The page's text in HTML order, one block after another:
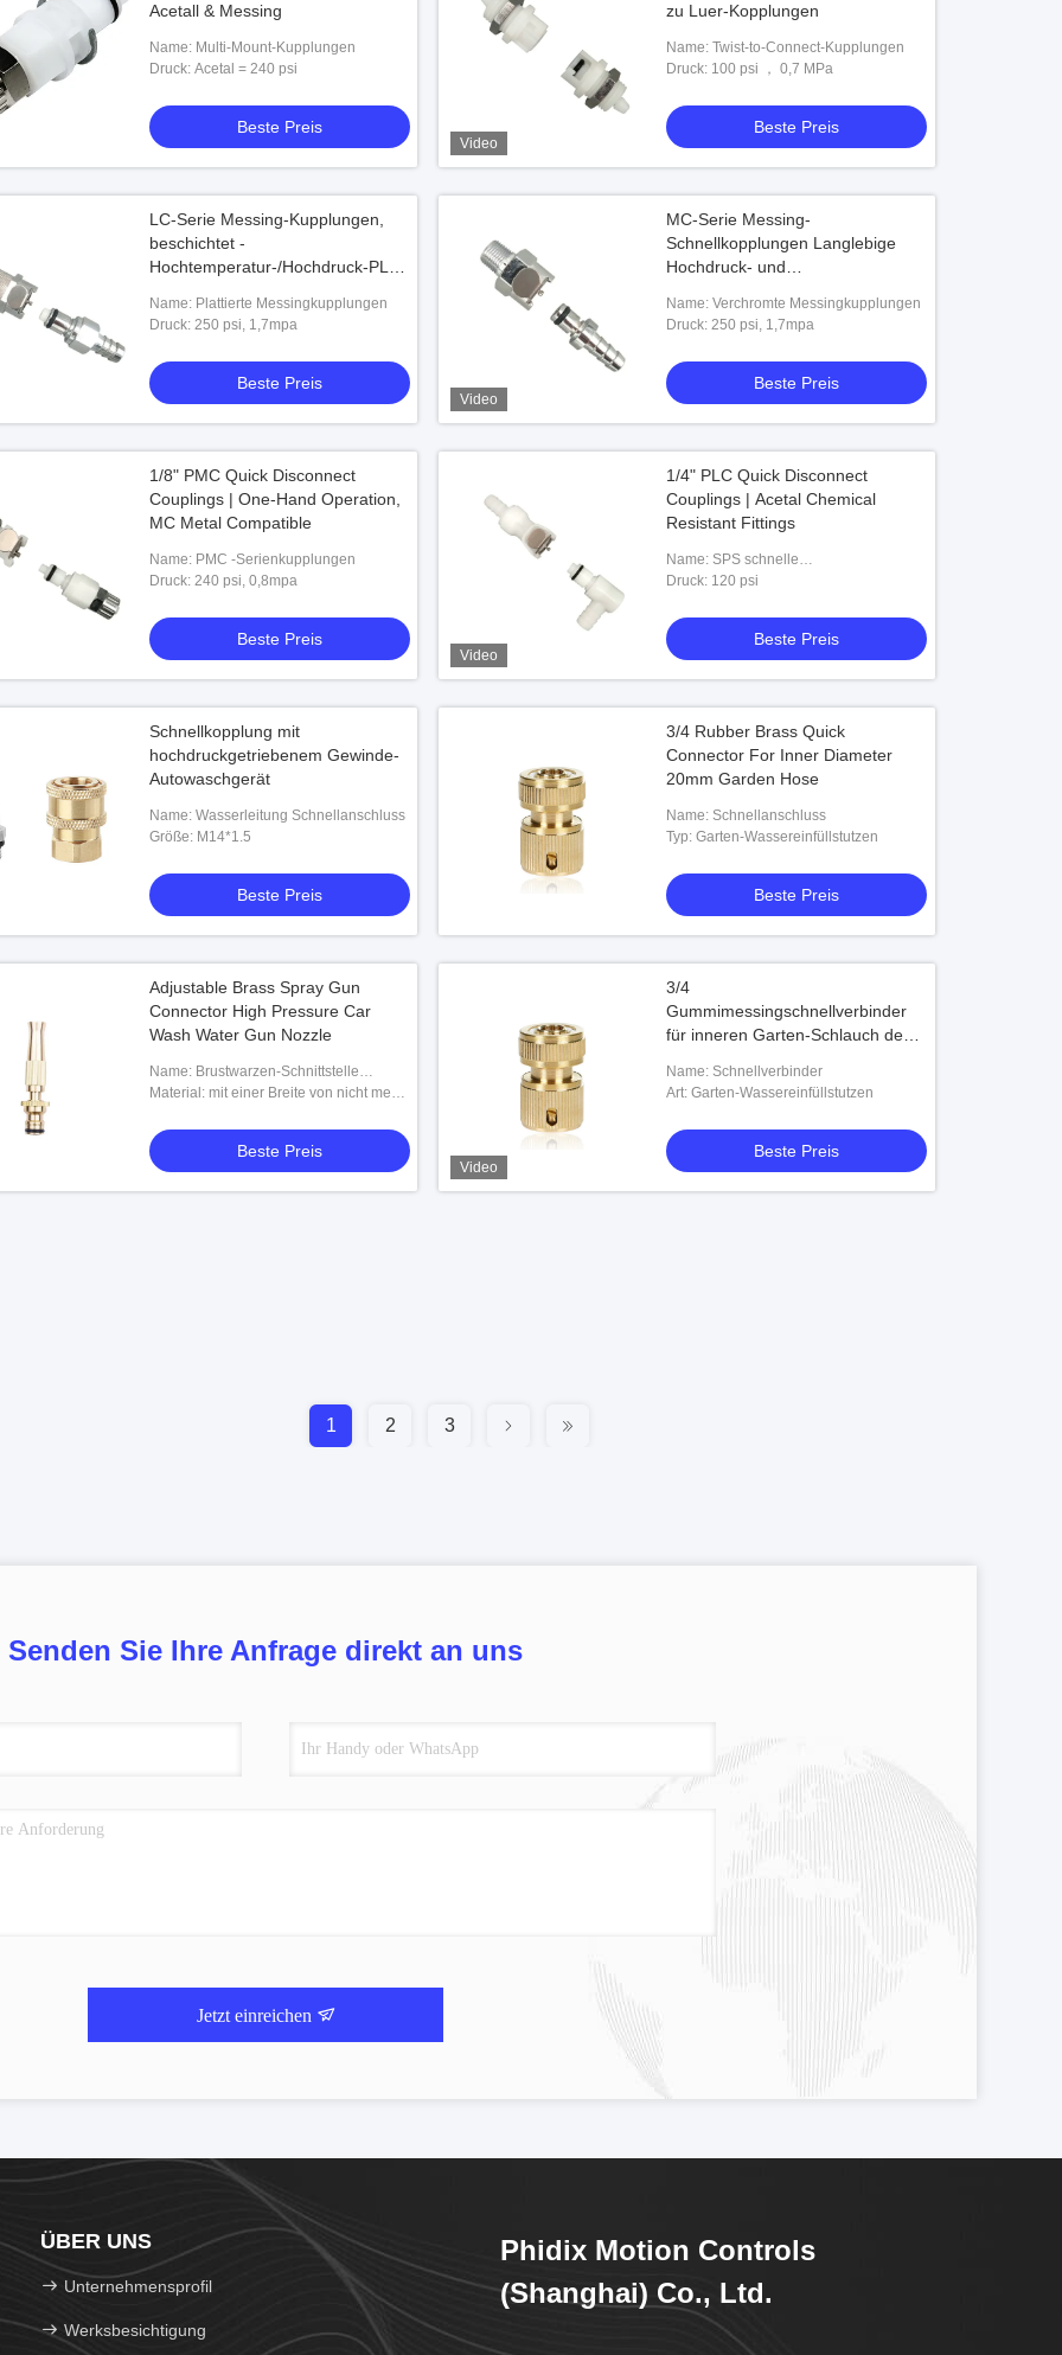
PLCD 21004 21006
Preis
Schnellverbinder 1/4" in der Linie
Schlauch Barb
Beste Preis
Acetall & Messing
Name: Multi-Mount-Kupplungen
Druck: Acetal = 240 psi
Beste Preis
Video
zu Luer-Kopplungen
Name: Twist-to-Connect-Kupplungen
Druck: 100 psi ， 0,7 MPa
Beste Preis
LC-Serie Messing-Kupplungen,
beschichtet -
Hochtemperatur-/Hochdruck-PLC-
Name: Plattierte Messingkupplungen
Druck: 250 psi, 1,7mpa
Beste Preis
Video
MC-Serie Messing-
Schnellkopplungen Langlebige
Hochdruck- und
Name: Verchromte Messingkupplungen
Druck: 250 psi, 1,7mpa
Beste Preis
1/8" PMC Quick Disconnect
Couplings | One-Hand Operation,
MC Metal Compatible
Name: PMC -Serienkupplungen
Druck: 240 psi, 0,8mpa
Beste Preis
Video
1/4" PLC Quick Disconnect
Couplings | Acetal Chemical
Resistant Fittings
Name: SPS schnelle
Trennungskupplungen
Druck: 120 psi
Beste Preis
Schnellkopplung mit
hochdruckgetriebenem Gewinde-
Autowaschgerät
Name: Wasserleitung Schnellanschluss
Größe: M14*1.5
Beste Preis
3/4 Rubber Brass Quick
Connector For Inner Diameter
20mm Garden Hose
Name: Schnellanschluss
Typ: Garten-Wassereinfüllstutzen
Beste Preis
Adjustable Brass Spray Gun
Connector High Pressure Car
Wash Water Gun Nozzle
Name: Brustwarzen-Schnittstelle
Sprühpistole Schlauch Düse
Material: mit einer Breite von nicht mehr
Beste Preis
Video
3/4
Gummimessingschnellverbinder
für inneren Garten-Schlauch des
Name: Schnellverbinder
Art: Garten-Wassereinfüllstutzen
Beste Preis
1 2 3
Senden Sie Ihre Anfrage direkt an uns
Jetzt einreichen
ÜBER UNS
Unternehmensprofil
Werksbesichtigung
Phidix Motion Controls
(Shanghai) Co., Ltd.